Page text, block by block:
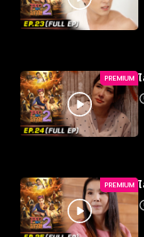
PREMIUM
PREMIUM